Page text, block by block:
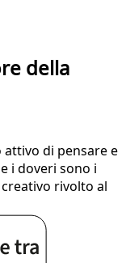
della
di pensare e
i doveri sono i
rivolto al